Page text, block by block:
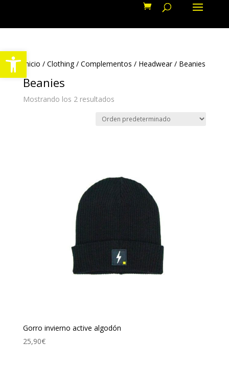
Abrir barra de herramientas
Inicio / Clothing/ Complementos / Headwear/ Beanies
Beanies
Mostrando los 2 resultados
Gorro invierno active algodón
25,90€